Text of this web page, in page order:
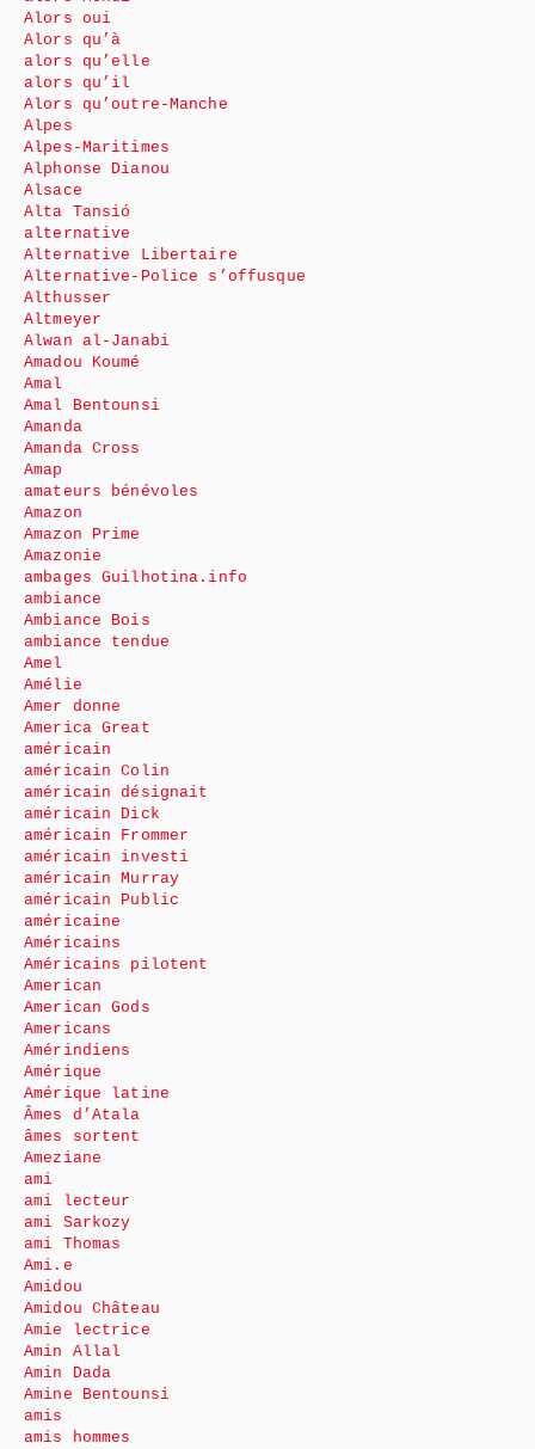
Alors oui
Alors qu’à
alors qu’elle
alors qu’il
Alors qu’outre-Manche
Alpes
Alpes-Maritimes
Alphonse Dianou
Alsace
Alta Tansió
alternative
Alternative Libertaire
Alternative-Police s’offusque
Althusser
Altmeyer
Alwan al-Janabi
Amadou Koumé
Amal
Amal Bentounsi
Amanda
Amanda Cross
Amap
amateurs bénévoles
Amazon
Amazon Prime
Amazonie
ambages Guilhotina.info
ambiance
Ambiance Bois
ambiance tendue
Amel
Amélie
Amer donne
America Great
américain
américain Colin
américain désignait
américain Dick
américain Frommer
américain investi
américain Murray
américain Public
américaine
Américains
Américains pilotent
American
American Gods
Americans
Amérindiens
Amérique
Amérique latine
Âmes d’Atala
âmes sortent
Ameziane
ami
ami lecteur
ami Sarkozy
ami Thomas
Ami.e
Amidou
Amidou Château
Amie lectrice
Amin Allal
Amin Dada
Amine Bentounsi
amis
amis hommes